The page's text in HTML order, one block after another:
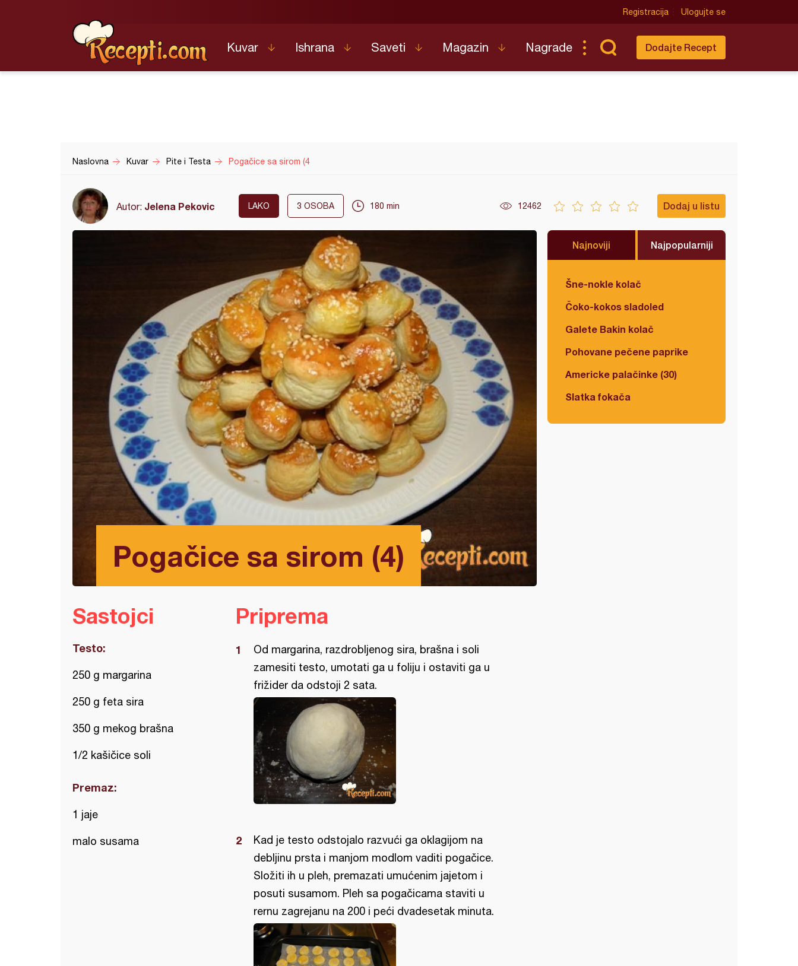
Registracija Ulogujte se
Kuvar Ishrana Saveti Magazin Nagrade Dodajte Recept
Naslovna Kuvar Pite i Testa Pogačice sa sirom (4
Autor: Jelena Pekovic LAKO 3 OSOBA 180 min 12462 Dodaj u listu
Pogačice sa sirom (4)
Najnoviji Najpopularniji
Šne-nokle kolač
Čoko-kokos sladoled
Galete Bakin kolač
Pohovane pečene paprike
Americke palačinke (30)
Slatka fokača
Sastojci
Testo:
250 g margarina
250 g feta sira
350 g mekog brašna
1/2 kašičice soli
Premaz:
1 jaje
malo susama
Priprema
Od margarina, razdrobljenog sira, brašna i soli
zamesiti testo, umotati ga u foliju i ostaviti ga u
frižider da odstoji 2 sata.
Kad je testo odstojalo razvući ga oklagijom na
debljinu prsta i manjom modlom vaditi pogačice.
Složiti ih u pleh, premazati umućenim jajetom i
posuti susamom. Pleh sa pogačicama staviti u
rernu zagrejanu na 200 i peći dvadesetak minuta.